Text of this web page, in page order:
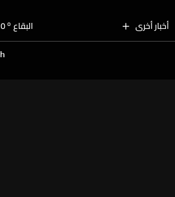
أخبار أخرى البقاع o
الجنوب o